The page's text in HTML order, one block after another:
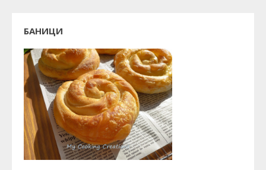
БАНИЦИ